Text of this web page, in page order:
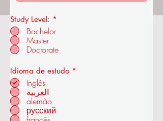
Academia Real de Economia e
Tecnologia OUS
em ZÜRIQUE - SUÍÇA
Study Level: *
Bachelor
Master
Doctorate
Idioma de estudo *
Inglês
العربية
alemão
русский